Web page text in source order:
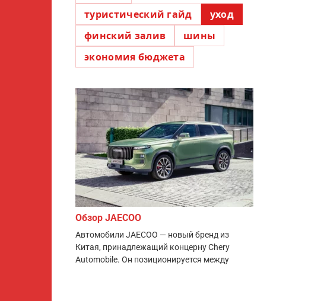
туристический гайд
уход
финский залив
шины
экономия бюджета
Обзор JAECOO
Автомобили JAECOO — новый бренд из
Китая, принадлежащий концерну Chery
Automobile. Он позиционируется между